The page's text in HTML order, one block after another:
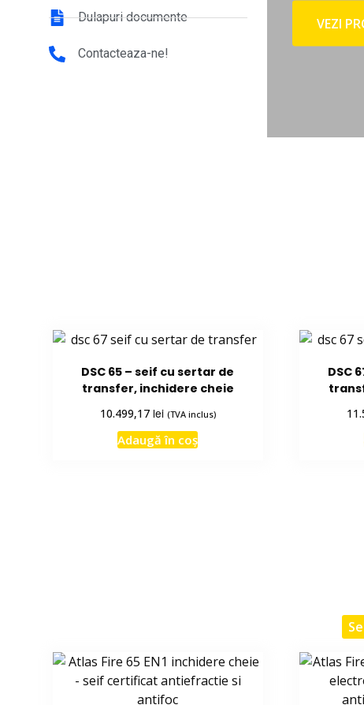
Dulapuri documente
Contacteaza-ne!
VEZI
DSC 65 – seif cu sertar de
transfer, inchidere cheie
10.499,17 lei (TVA inclus)
Adaugă în coș
DSC